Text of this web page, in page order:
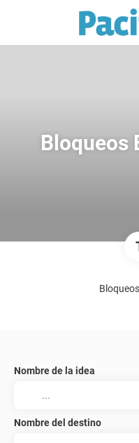
Bloqueos
Nombre de la idea
Nombre del destino